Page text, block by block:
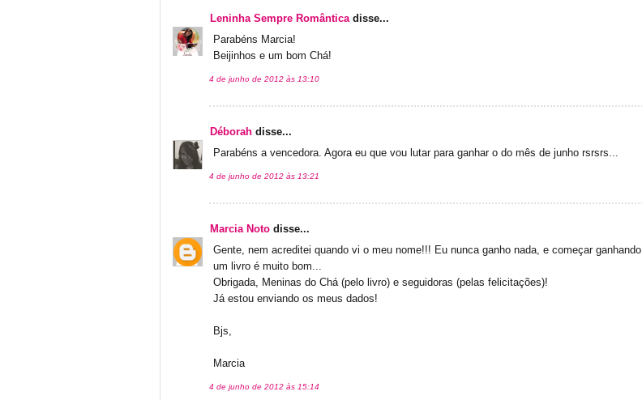
Leninha Sempre Românticadisse...
Parabéns Marcia!
Beijinhos e um bom Chá!
4 de junho de 2012 às 13:10
Déborah disse...
Parabéns a vencedora. Agora eu que vou lutar para ganhar o do mês de junho rsrsrs...
4 de junho de 2012 às 13:21
Marcia Noto disse...
Gente, nem acreditei quando vi o meu nome!!! Eu nunca ganho nada, e começar ganhando
um livro é muito bom...
Obrigada, Meninas do Chá (pelo livro) e seguidoras (pelas felicitações)!
Já estou enviando os meus dados!
Bjs,
Marcia
4 de junho de 2012 às 15:14